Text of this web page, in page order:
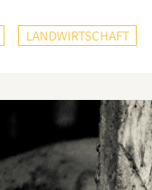
LANDWIRTSCHAFT